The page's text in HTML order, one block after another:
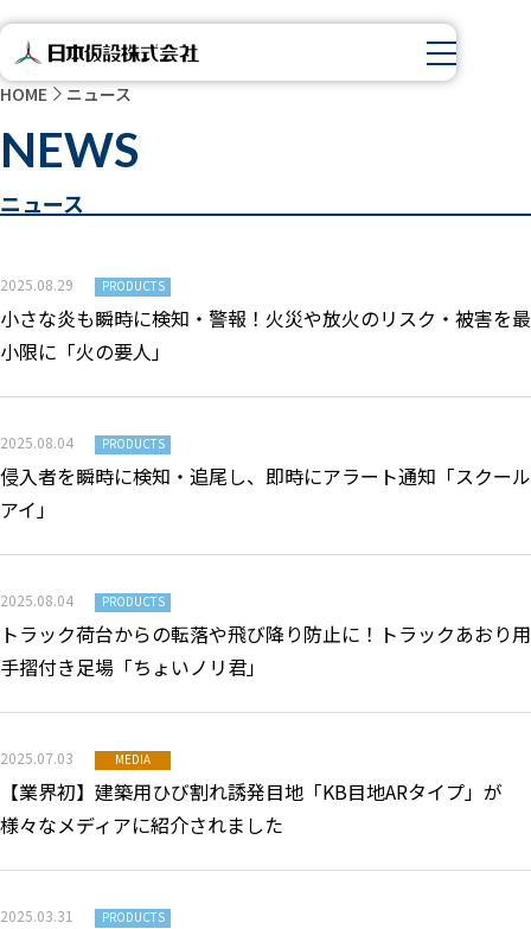
HOME ニュース
NEWS
ニュース
2025.08.29 PRODUCTS
小さな炎も瞬時に検知・警報！火災や放火のリスク・被害を最
小限に「火の要人」
2025.08.04 PRODUCTS
侵入者を瞬時に検知・追尾し、即時にアラート通知「スクール
アイ」
2025.08.04 PRODUCTS
トラック荷台からの転落や飛び降り防止に！トラックあおり用
手摺付き足場「ちょいノリ君」
2025.07.03 MEDIA
【業界初】建築用ひび割れ誘発目地「KB目地ARタイプ」が
様々なメディアに紹介されました
2025.03.31 PRODUCTS